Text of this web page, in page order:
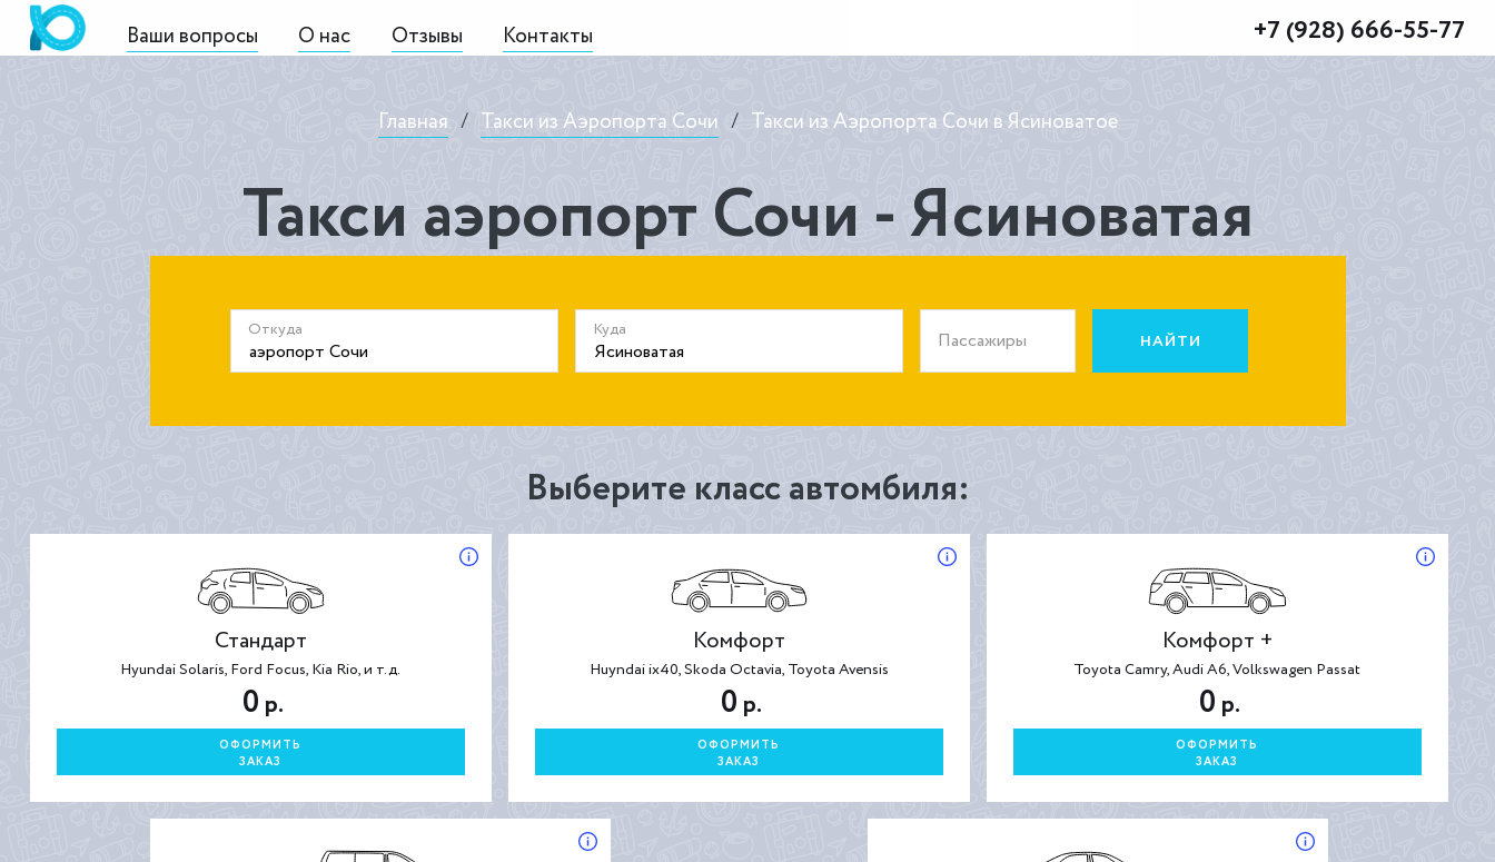
Ваши вопросы О нас Отзывы Контакты +7 (928) 666-55-77
Главная / Такси из Аэропорта Сочи / Такси из Аэропорта Сочи в Ясиноватое
Такси аэропорт Сочи - Ясиноватая
Откуда Куда Пассажиры НАЙТИ
Выберите класс автомбиля:
Стандарт
Hyundai Solaris, Ford Focus, Kia Rio, и т.д.
0 р.
ОФОРМИТЬ
ЗАКАЗ
Комфорт
Huyndai ix40, Skoda Octavia, Toyota Avensis
0 р.
ОФОРМИТЬ
ЗАКАЗ
Комфорт +
Toyota Camry, Audi A6, Volkswagen Passat
0 р.
ОФОРМИТЬ
ЗАКАЗ